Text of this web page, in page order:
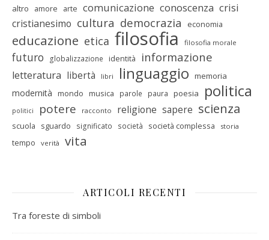
altro amore arte comunicazione conoscenza crisi
cristianesimo cultura democrazia economia
educazione etica filosofia filosofia morale
futuro globalizzazione identità informazione
letteratura libertà libri linguaggio memoria
modernità mondo musica parole paura poesia politica
politici potere racconto religione sapere scienza
scuola sguardo significato società società complessa storia
tempo verità vita
ARTICOLI RECENTI
Tra foreste di simboli